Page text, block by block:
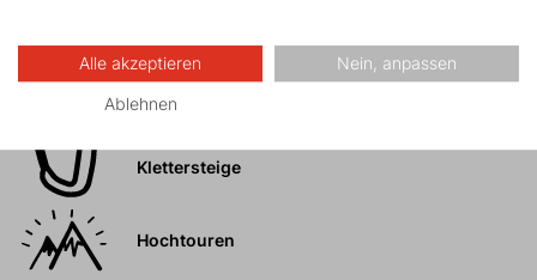
Touren
Klettersteige
Hochtouren
Alle akzeptieren Nein, anpassen
Ablehnen